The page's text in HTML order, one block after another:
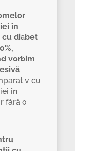
în
cu diabet
vorbim
cu
în
fără o